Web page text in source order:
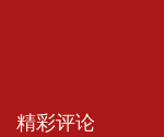
精彩评论